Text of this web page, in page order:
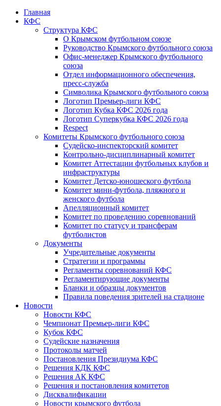
Главная
КФС
Структура КФС
О Крымском футбольном союзе
Руководство Крымского футбольного союза
Офис-менеджер Крымского футбольного
союза
Отдел информационного обеспечения,
пресс-служба
Символика Крымского футбольного союза
Логотип Премьер-лиги КФС
Логотип Кубка КФС 2026 года
Логотип Суперкубка КФС 2026 года
Respect
Комитеты Крымского футбольного союза
Судейско-инспекторский комитет
Контрольно-дисциплинарный комитет
Комитет Аттестации футбольных клубов и
инфраструктуры
Комитет Детско-юношеского футбола
Комитет мини-футбола, пляжного и
женского футбола
Апелляционный комитет
Комитет по проведению соревнований
Комитет по статусу и трансферам
футболистов
Документы
Учредительные документы
Стратегии и программы
Регламенты соревнований КФС
Регламентирующие документы
Бланки и образцы документов
Правила поведения зрителей на стадионе
Новости
Новости КФС
Чемпионат Премьер-лиги КФС
Кубок КФС
Судейские назначения
Протоколы матчей
Постановления Президиума КФС
Решения КДК КФС
Решения АК КФС
Решения и постановления комитетов
Дисквалификации
Новости крымского футбола